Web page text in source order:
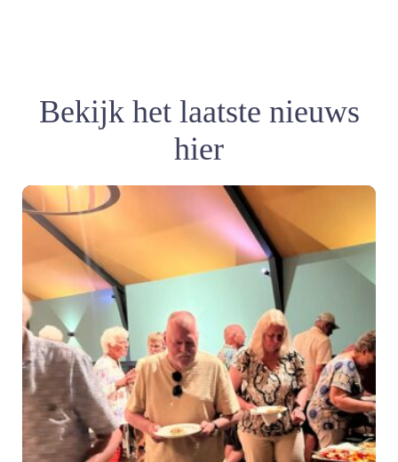
Bekijk het laatste nieuws
hier